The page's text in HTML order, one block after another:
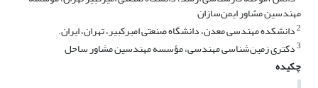
مهندسین مشاور ایمن‌سازان
2دانشکده مهندسی معدن، دانشگاه صنعتی امیرکبیر، تهران، ایران.
3دکتری زمین‌شناسی مهندسی، مؤسسه مهندسین مشاور ساحل
چکیده